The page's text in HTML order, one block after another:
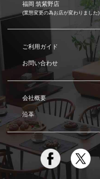
福岡 筑紫野店
(業態変更の為お店が変わりました)
ご利用ガイド
お問い合わせ
会社概要
沿革